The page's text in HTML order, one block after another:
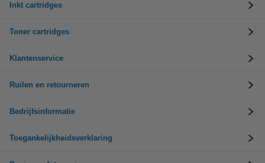
Inkt cartridges
Toner cartridges
Klantenservice
Ruilen en retourneren
Bedrijfsinformatie
Toegankelijkheidsverklaring